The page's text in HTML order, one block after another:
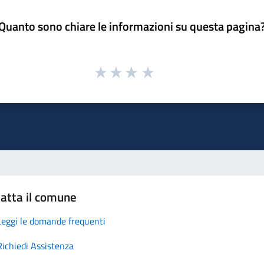
sono chiare le informazioni su questa
il comune
le domande frequenti
Assistenza